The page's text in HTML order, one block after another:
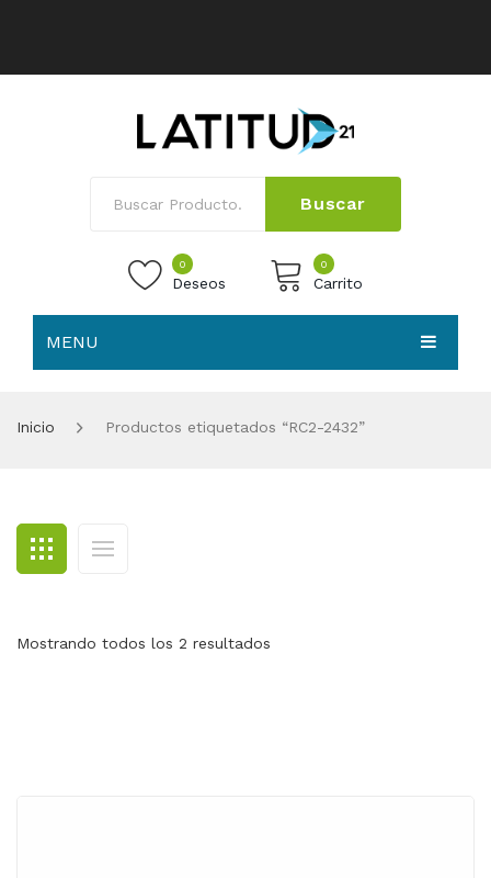
Buscar
0
Deseos
0
Carrito
MENU
BLOG
CONTACTO
Inicio Productos etiquetados “RC2-2432”
Mostrando todos los 2 resultados